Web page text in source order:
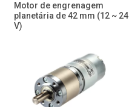
Motor de engrenagem
planetária de 42 mm (12 ~ 24
V)